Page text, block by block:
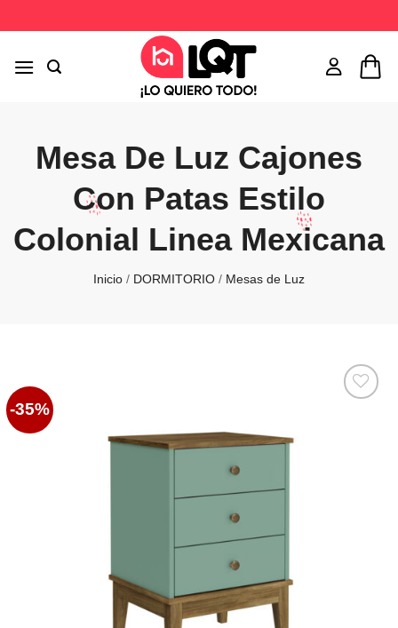
al
Mesa De Luz Cajones
Con Patas Estilo
Colonial Linea Mexicana
Inicio / DORMITORIO / Mesas de Luz
-35%